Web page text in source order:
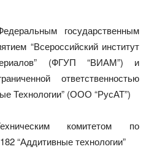
государственным
“Всероссийский институт
(ФГУП “ВИАМ”) и
ответственностью
Технологии” (ООО “РусАТ”)
комитетом по
“Аддитивные технологии”